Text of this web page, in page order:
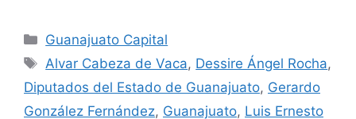
Categorías
Guanajuato Capital
Etiquetas
Alvar Cabeza de Vaca, Dessire Ángel Rocha,
Diputados del Estado de Guanajuato, Gerardo
González Fernández, Guanajuato, Luis Ernesto